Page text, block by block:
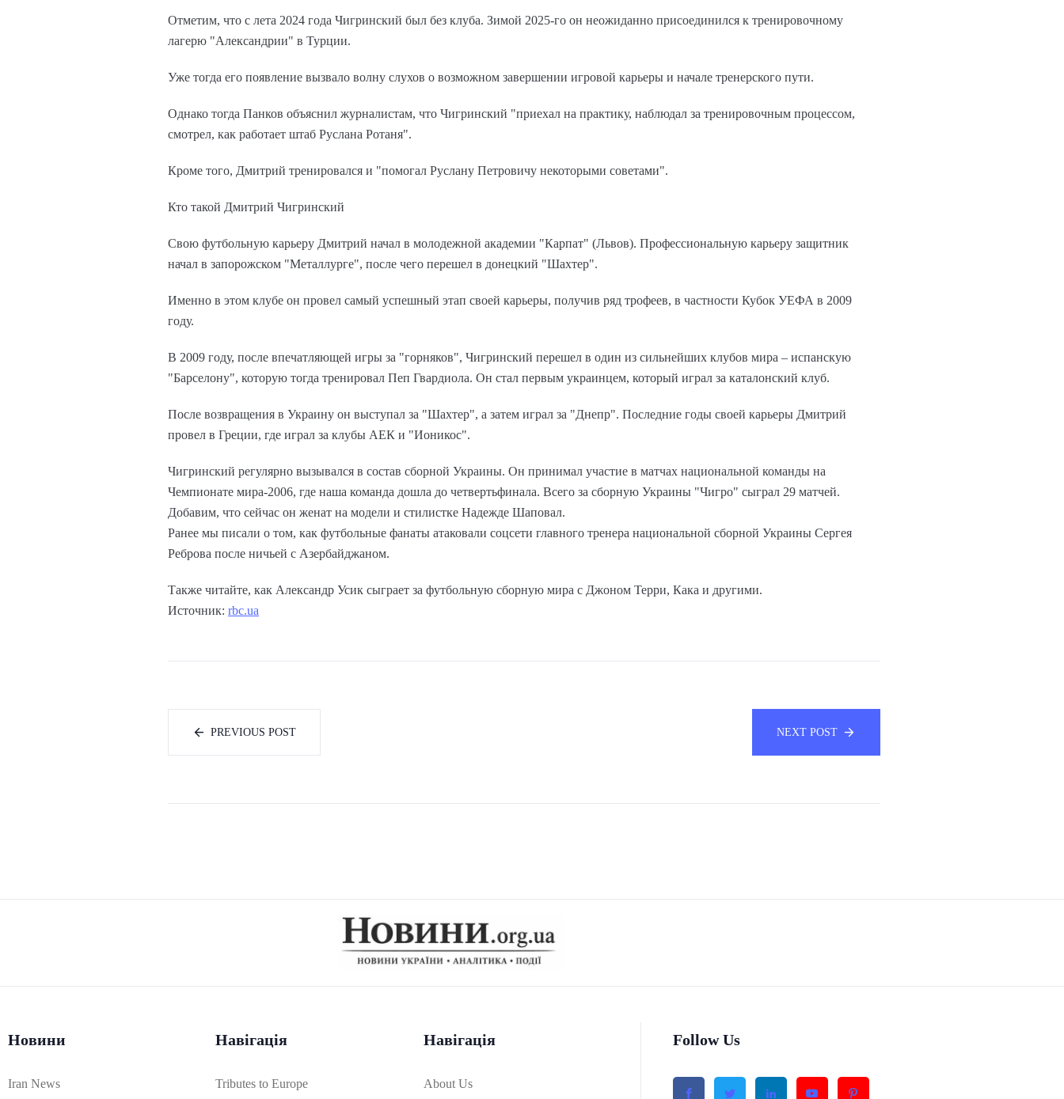
Отметим, что с лета 2024 года Чигринский был без клуба. Зимой 2025-го он неожиданно присоединился к тренировочному
лагерю "Александрии" в Турции.
Уже тогда его появление вызвало волну слухов о возможном завершении игровой карьеры и начале тренерского пути.
Однако тогда Панков объяснил журналистам, что Чигринский "приехал на практику, наблюдал за тренировочным процессом,
смотрел, как работает штаб Руслана Ротаня".
Кроме того, Дмитрий тренировался и "помогал Руслану Петровичу некоторыми советами".
Кто такой Дмитрий Чигринский
Свою футбольную карьеру Дмитрий начал в молодежной академии "Карпат" (Львов). Профессиональную карьеру защитник
начал в запорожском "Металлурге", после чего перешел в донецкий "Шахтер".
Именно в этом клубе он провел самый успешный этап своей карьеры, получив ряд трофеев, в частности Кубок УЕФА в 2009
году.
В 2009 году, после впечатляющей игры за "горняков", Чигринский перешел в один из сильнейших клубов мира – испанскую
"Барселону", которую тогда тренировал Пеп Гвардиола. Он стал первым украинцем, который играл за каталонский клуб.
После возвращения в Украину он выступал за "Шахтер", а затем играл за "Днепр". Последние годы своей карьеры Дмитрий
провел в Греции, где играл за клубы АЕК и "Ионикос".
Чигринский регулярно вызывался в состав сборной Украины. Он принимал участие в матчах национальной команды на
Чемпионате мира-2006, где наша команда дошла до четвертьфинала. Всего за сборную Украины "Чигро" сыграл 29 матчей.
Добавим, что сейчас он женат на модели и стилистке Надежде Шаповал.
Ранее мы писали о том, как футбольные фанаты атаковали соцсети главного тренера национальной сборной Украины Сергея
Реброва после ничьей с Азербайджаном.
Также читайте, как Александр Усик сыграет за футбольную сборную мира с Джоном Терри, Кака и другими.
Источник: rbc.ua
PREVIOUS POST NEXT POST
Новини
Iran News
Навігація
Tributes to Europe
Навігація
About Us
Follow Us